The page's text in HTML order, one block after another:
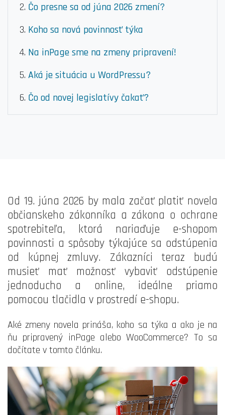
Čo presne sa od júna 2026 zmení?
Koho sa nová povinnosť týka
Na inPage sme na zmeny pripravení!
Aká je situácia u WordPressu?
Čo od novej legislatívy čakať?
Od 19. júna 2026 by mala začať platiť novela
občianskeho zákonníka a zákona o ochrane
spotrebiteľa, ktorá nariaďuje e-shopom
povinnosti a spôsoby týkajúce sa odstúpenia
od kúpnej zmluvy. Zákazníci teraz budú
musieť mať možnosť vybaviť odstúpenie
jednoducho a online, ideálne priamo
pomocou tlačidla v prostredí e-shopu.
Aké zmeny novela prináša, koho sa týka a ako je na
ňu pripravený inPage alebo WooCommerce? To sa
dočítate v tomto článku.